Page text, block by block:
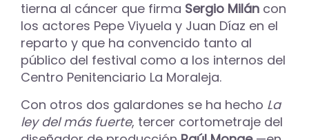
tierna al cáncer que firma Sergio Milán con
los actores Pepe Viyuela y Juan Díaz en el
reparto y que ha convencido tanto al
público del festival como a los internos del
Centro Penitenciario La Moraleja.
Con otros dos galardones se ha hecho La
ley del más fuerte, tercer cortometraje del